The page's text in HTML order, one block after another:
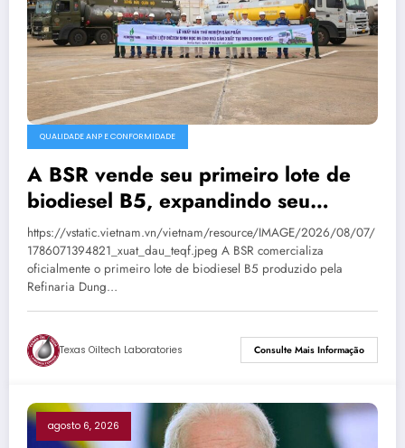
QUALIDADE ANP E CONFORMIDADE
A BSR vende seu primeiro lote de
biodiesel B5, expandindo seu
mercado de combustíveis ecológicos.
https://vstatic.vietnam.vn/vietnam/resource/IMAGE/2026/08/07/
1786071394821_xuat_dau_teqf.jpeg A BSR comercializa
oficialmente o primeiro lote de biodiesel B5 produzido pela
Refinaria Dung…
Texas Oiltech Laboratories Consulte Mais Informação
agosto 6, 2026